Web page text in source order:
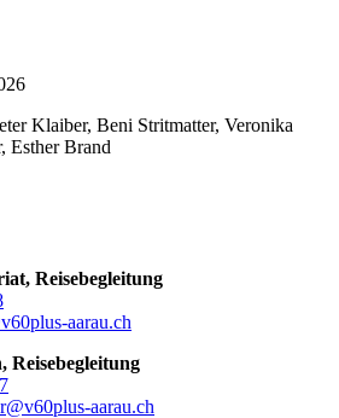
Klaiber, Beni Strit­mat­ter, Veroni­ka
Esther Brand
Reise­be­gleitung
aarau.ch
Reise­be­gleitung
aarau.ch